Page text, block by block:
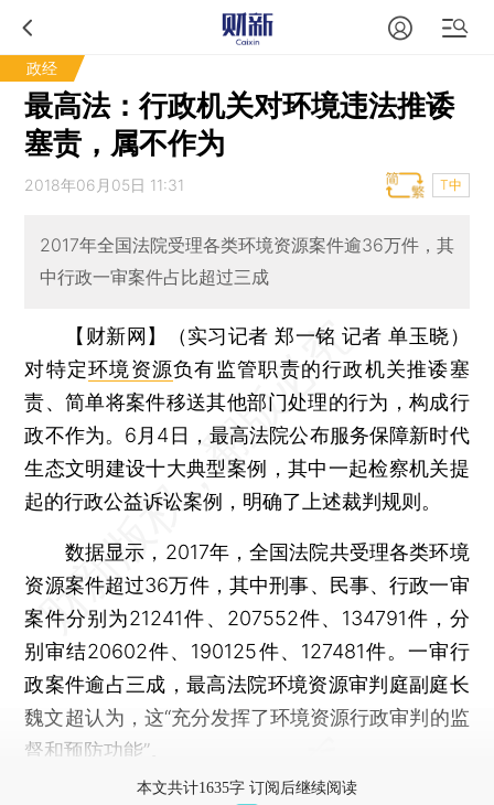
政经
最高法：行政机关对环境违法推诿
塞责，属不作为
2018年06月05日 11:31 T中
2017年全国法院受理各类环境资源案件逾36万件，其
中行政一审案件占比超过三成
【财新网】（实习记者 郑一铭 记者 单玉晓）
对特定环境资源负有监管职责的行政机关推诿塞
责、简单将案件移送其他部门处理的行为，构成行
政不作为。6月4日，最高法院公布服务保障新时代
生态文明建设十大典型案例，其中一起检察机关提
起的行政公益诉讼案例，明确了上述裁判规则。
数据显示，2017年，全国法院共受理各类环境
资源案件超过36万件，其中刑事、民事、行政一审
案件分别为21241件、207552件、134791件，分
别审结20602件、190125件、127481件。一审行
政案件逾占三成，最高法院环境资源审判庭副庭长
魏文超认为，这“充分发挥了环境资源行政审判的监
督和预防功能”。
本文共计1635字 订阅后继续阅读